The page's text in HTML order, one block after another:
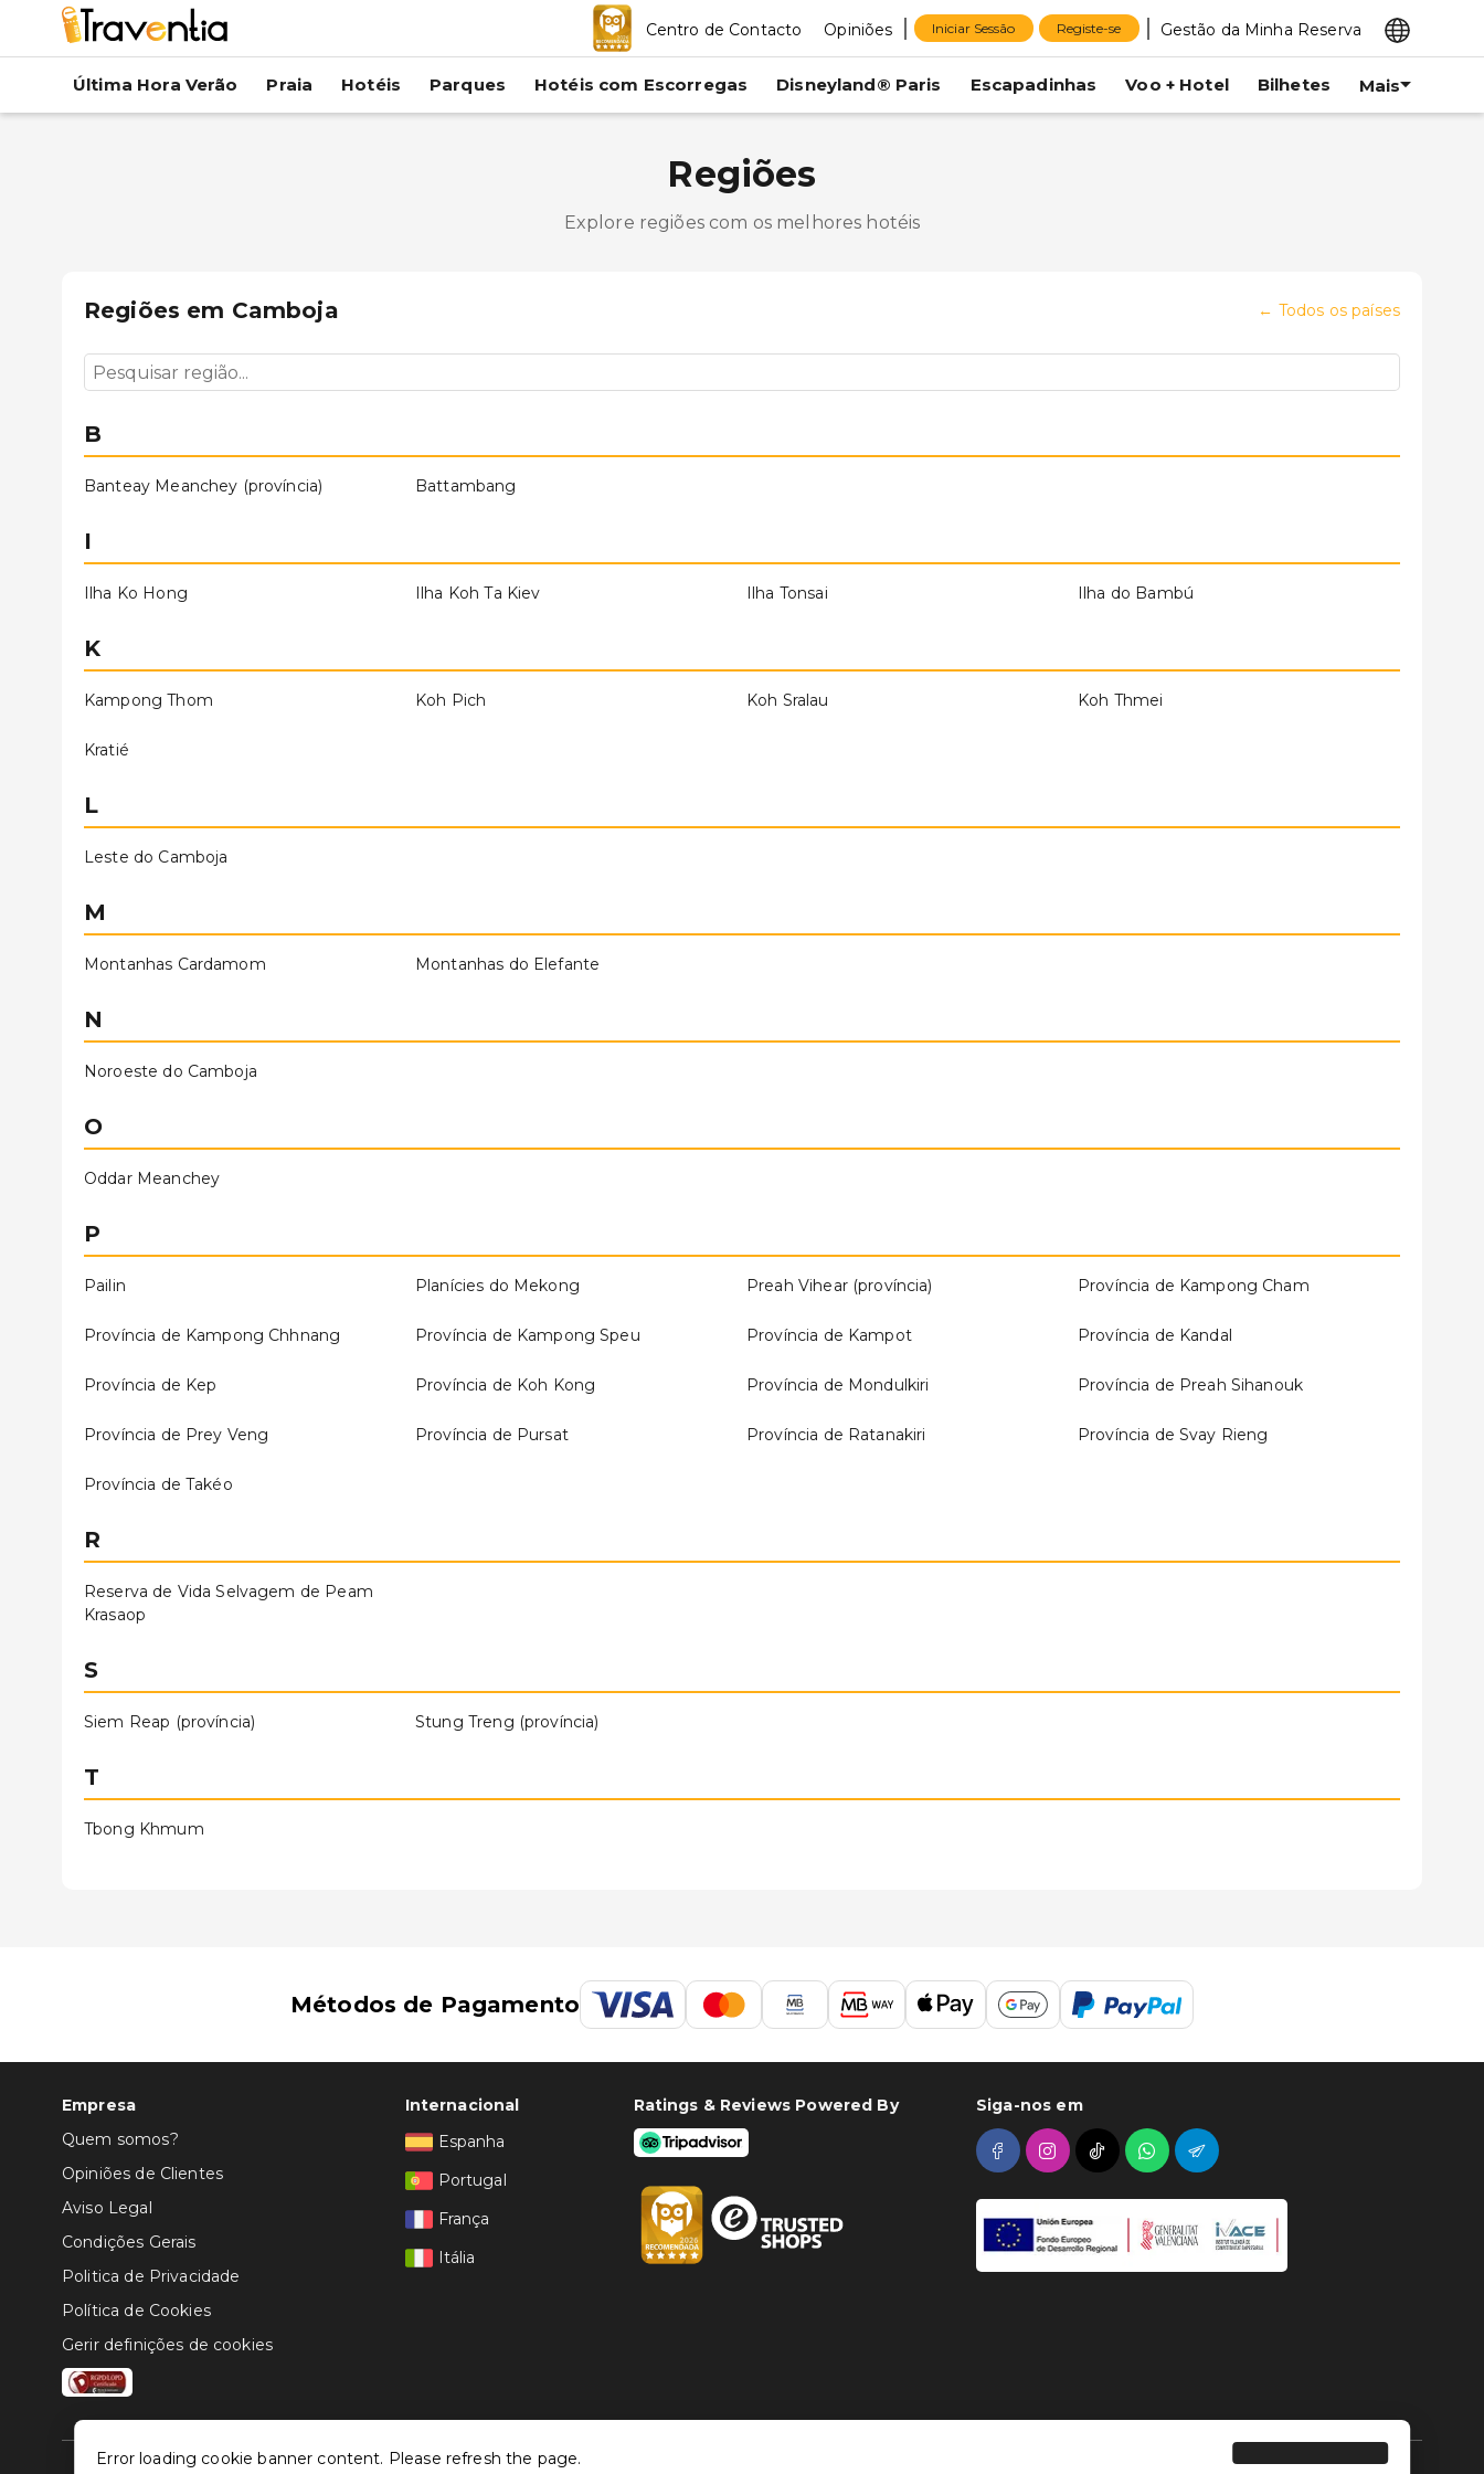
Centro de Contacto Opiniões Iniciar Sessão Registe-se Gestão da Minha Reserva
Última Hora Verão Praia Hotéis Parques Hotéis com Escorregas Disneyland® Paris Escapadinhas Voo + Hotel Bilhetes Mais
Regiões
Explore regiões com os melhores hotéis
Regiões em Camboja ← Todos os países
B
Banteay Meanchey (província) Battambang
I
Ilha Ko Hong Ilha Koh Ta Kiev Ilha Tonsai Ilha do Bambú
K
Kampong Thom Koh Pich Koh Sralau Koh Thmei
Kratié
L
Leste do Camboja
M
Montanhas Cardamom Montanhas do Elefante
N
Noroeste do Camboja
O
Oddar Meanchey
P
Pailin Planícies do Mekong Preah Vihear (província) Província de Kampong Cham
Província de Kampong Chhnang Província de Kampong Speu Província de Kampot Província de Kandal
Província de Kep Província de Koh Kong Província de Mondulkiri Província de Preah Sihanouk
Província de Prey Veng Província de Pursat Província de Ratanakiri Província de Svay Rieng
Província de Takéo
R
Reserva de Vida Selvagem de Peam
Krasaop
S
Siem Reap (província) Stung Treng (província)
T
Tbong Khmum
Métodos de Pagamento
Empresa
Quem somos?
Opiniões de Clientes
Aviso Legal
Condições Gerais
Politica de Privacidade
Política de Cookies
Gerir definições de cookies
Internacional
Espanha
Portugal
França
Itália
Ratings & Reviews Powered By Siga-nos em
Error loading cookie banner content. Please refresh the page.